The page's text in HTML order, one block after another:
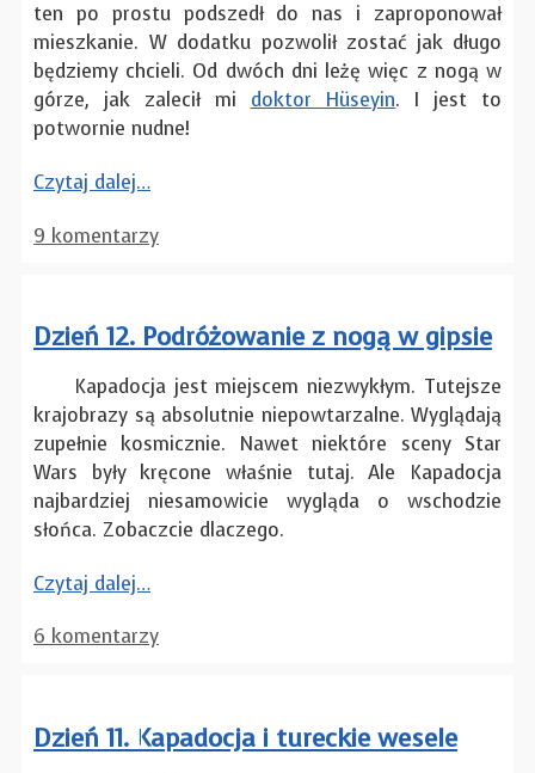
ten po prostu podszedł do nas i zaproponował
mieszkanie. W dodatku pozwolił zostać jak długo
będziemy chcieli. Od dwóch dni leżę więc z nogą w
górze, jak zalecił mi doktor Hüseyin. I jest to
potwornie nudne!
Czytaj dalej…
9 komentarzy
Dzień 12. Podróżowanie z nogą w gipsie
Kapadocja jest miejscem niezwykłym. Tutejsze
krajobrazy są absolutnie niepowtarzalne. Wyglądają
zupełnie kosmicznie. Nawet niektóre sceny Star
Wars były kręcone właśnie tutaj. Ale Kapadocja
najbardziej niesamowicie wygląda o wschodzie
słońca. Zobaczcie dlaczego.
Czytaj dalej…
6 komentarzy
Dzień 11. Kapadocja i tureckie wesele